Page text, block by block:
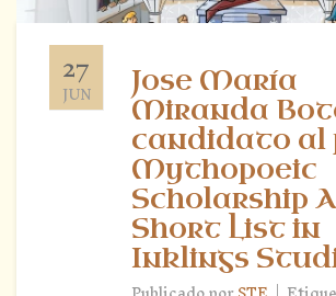
27
JUN
Jose María
Miranda
candidato al
Mythopoeic
Scholarship
Short List in
Inklings